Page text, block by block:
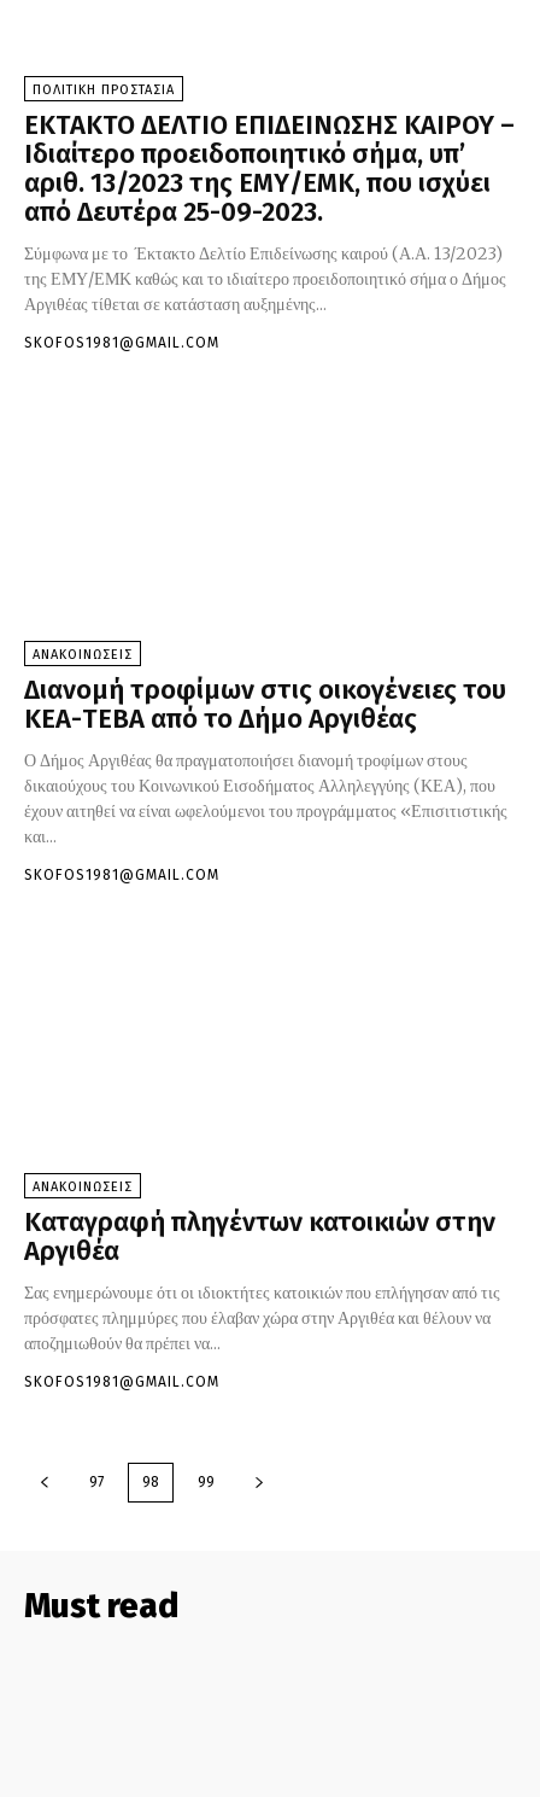
ΠΟΛΙΤΙΚΗ ΠΡΟΣΤΑΣΙΑ
ΕΚΤΑΚΤΟ ΔΕΛΤΙΟ ΕΠΙΔΕΙΝΩΣΗΣ ΚΑΙΡΟΥ –
Ιδιαίτερο προειδοποιητικό σήμα, υπ’
αριθ. 13/2023 της ΕΜΥ/ΕΜΚ, που ισχύει
από Δευτέρα 25-09-2023.
Σύμφωνα με το Έκτακτο Δελτίο Επιδείνωσης καιρού (Α.Α. 13/2023)
της ΕΜΥ/ΕΜΚ καθώς και το ιδιαίτερο προειδοποιητικό σήμα ο Δήμος
Αργιθέας τίθεται σε κατάσταση αυξημένης...
SKOFOS1981@GMAIL.COM
ΑΝΑΚΟΙΝΩΣΕΙΣ
Διανομή τροφίμων στις οικογένειες του
ΚΕΑ-TEBA από το Δήμο Αργιθέας
Ο Δήμος Αργιθέας θα πραγματοποιήσει διανομή τροφίμων στους
δικαιούχους του Κοινωνικού Εισοδήματος Αλληλεγγύης (ΚΕΑ), που
έχουν αιτηθεί να είναι ωφελούμενοι του προγράμματος «Επισιτιστικής
και...
SKOFOS1981@GMAIL.COM
ΑΝΑΚΟΙΝΩΣΕΙΣ
Καταγραφή πληγέντων κατοικιών στην
Αργιθέα
Σας ενημερώνουμε ότι οι ιδιοκτήτες κατοικιών που επλήγησαν από τις
πρόσφατες πλημμύρες που έλαβαν χώρα στην Αργιθέα και θέλουν να
αποζημιωθούν θα πρέπει να...
SKOFOS1981@GMAIL.COM
97 98 99
Must read